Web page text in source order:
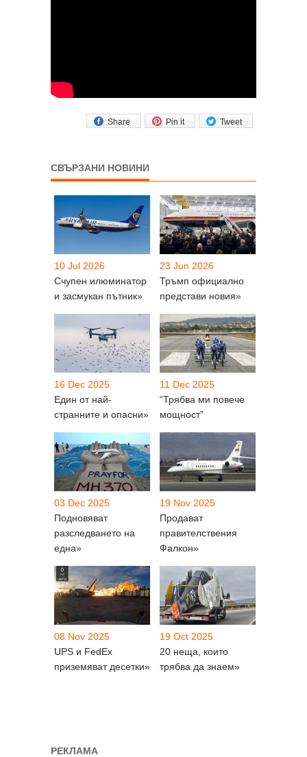
Tweet
Pin it
Share
СВЪРЗАНИ НОВИНИ
10 Jul 2026
Счупен илюминатор
и засмукан пътник»
23 Jun 2026
Тръмп официално
представи новия»
16 Dec 2025
Един от най-
странните и опасни»
11 Dec 2025
“Трябва ми повече
мощност”
03 Dec 2025
Подновяват
разследването на
една»
19 Nov 2025
Продават
правителствения
Фалкон»
08 Nov 2025
UPS и FedEx
приземяват десетки»
19 Oct 2025
20 неща, които
трябва да знаем»
РЕКЛАМА